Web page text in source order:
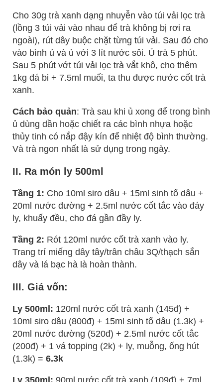
Cho 30g trà xanh dạng nhuyễn vào túi vải lọc trà
(lồng 3 túi vải vào nhau để trà không bị rơi ra
ngoài), rút dây buộc chặt từng túi vải. Sau đó cho
vào bình ủ và ủ với 3 lít nước sôi. Ủ trà 5 phút.
Sau 5 phút vớt túi vải lọc trà vắt khô, cho thêm
1kg đá bi + 7.5ml muối, ta thu được nước cốt trà
xanh.
Cách bảo quản: Trà sau khi ủ xong để trong bình
ủ dùng dần hoặc chiết ra các bình nhựa hoặc
thủy tinh có nắp đậy kín để nhiệt độ bình thường.
Và trà ngon nhất là sử dụng trong ngày.
II. Ra món ly 500ml
Tầng 1: Cho 10ml siro dâu + 15ml sinh tố dâu +
20ml nước đường + 2.5ml nước cốt tắc vào đáy
ly, khuấy đều, cho đá gần đầy ly.
Tầng 2: Rót 120ml nước cốt trà xanh vào ly.
Trang trí miếng dây tây/trân châu 3Q/thạch sắn
dây và lá bạc hà là hoàn thành.
III. Giá vốn:
Ly 500ml: 120ml nước cốt trà xanh (145đ) +
10ml siro dâu (800đ) + 15ml sinh tố dâu (1.3k) +
20ml nước đường (520đ) + 2.5ml nước cốt tắc
(200đ) + 1 vá topping (2k) + ly, muỗng, ống hút
(1.3k) = 6.3k